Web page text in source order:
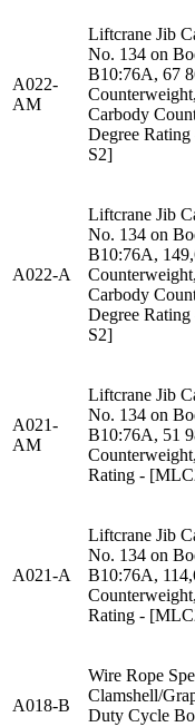
A022-
AM
Liftcrane Jib
No. 134 on
B10:76A, 67
Carbody
Degree
S2]
A022-A
Liftcrane Jib
No. 134 on
B10:76A,
Carbody
Degree
S2]
A021-
AM
Liftcrane Jib
No. 134 on
B10:76A, 51
Rating -
A021-A
Liftcrane Jib
No. 134 on
B10:76A,
Rating -
A018-B
Wire Rope
Clamshell/
Duty Cycle